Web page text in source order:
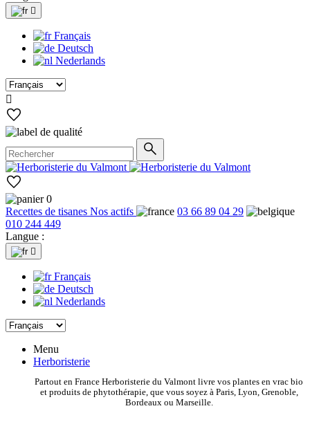

Français
Deutsch
Nederlands

0
Recettes de tisanes Nos actifs
03 66 89 04 29
010 244 449
Langue :

Français
Deutsch
Nederlands
Menu
Herboristerie
Partout en France Herboristerie du Valmont livre vos plantes en vrac bio
et produits de phytothérapie, que vous soyez à Paris, Lyon, Grenoble,
Bordeaux ou Marseille.